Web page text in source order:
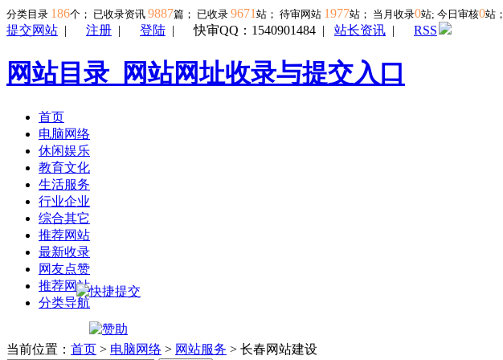
分类目录 186个； 已收录资讯 9887篇； 已收录 9671 站； 待审网站 1977站； 当月收录0站; 今日审核0站；
提交网站 | 注册 | 登陆 |快审QQ：1540901484 | 站长资讯 | RSS
网站目录_网站网址收录与提交入口
首页
电脑网络
休闲娱乐
教育文化
生活服务
行业企业
综合其它
推荐网站
最新收录
网友点赞
推荐网站
分类导航
当前位置： 首页 > 电脑网络 > 网站服务 > 长春网站建设